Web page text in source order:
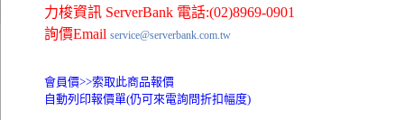
力梭資訊 ServerBank 電話:(02)8969-0901
詢價Email service@serverbank.com.tw
會員價>>索取此商品報價
自動列印報價單(仍可來電詢問折扣幅度)